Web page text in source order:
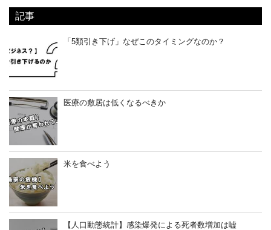
記事
「5類引き下げ」なぜこのタイミングなのか？
医療の敷居は低くなるべきか
米を食べよう
【人口動態統計】感染爆発による死者数増加は嘘